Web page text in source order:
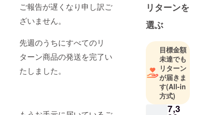
ご報告が遅くなり申し訳ご
ざいません。
先週のうちにすべてのリ
ターン商品の発送を完了い
たしました。
入し、業務
を拡大しま
した。
2018年、ク
ラウドファ
ンディング
事業にも参
入し、主に
海外から斬
新なる高品
リターンを
選ぶ
目標金額
未達でも
リターン
が届きま
す(All-in
方式)
7,3